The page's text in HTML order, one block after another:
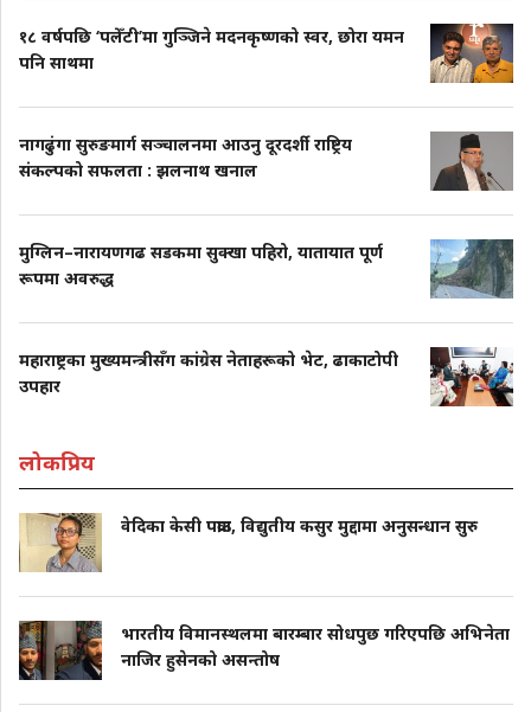
१८ वर्षपछि ‘पलेँटी’मा गुञ्जिने मदनकृष्णको स्वर, छोरा यमन
पनि साथमा
नागढुंगा सुरुङमार्ग सञ्चालनमा आउनु दूरदर्शी राष्ट्रिय
संकल्पको सफलता : झलनाथ खनाल
मुग्लिन–नारायणगढ सडकमा सुक्खा पहिरो, यातायात पूर्ण
रूपमा अवरुद्ध
महाराष्ट्रका मुख्यमन्त्रीसँग कांग्रेस नेताहरूको भेट, ढाकाटोपी
उपहार
लोकप्रिय
वेदिका केसी पक्राउ, विद्युतीय कसुर मुद्दामा अनुसन्धान सुरु
भारतीय विमानस्थलमा बारम्बार सोधपुछ गरिएपछि अभिनेता
नाजिर हुसेनको असन्तोष